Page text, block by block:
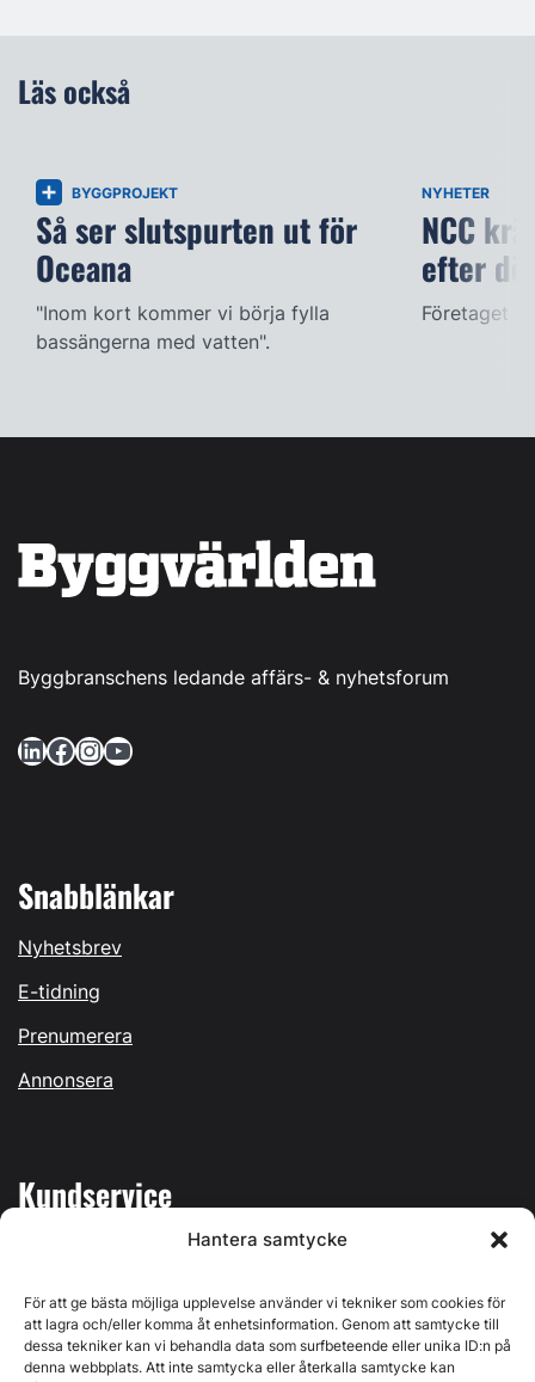
Hantera samtycke
För att ge bästa möjliga upplevelse använder vi tekniker som cookies för
att lagra och/eller komma åt enhetsinformation. Genom att samtycke till
dessa tekniker kan vi behandla data som surfbeteende eller unika ID:n på
denna webbplats. Att inte samtycka eller återkalla samtycke kan
Läs också
BYGGPROJEKT
Så ser slutspurten ut för
Oceana
"Inom kort kommer vi börja fylla
bassängerna med vatten".
NYHETER
NCC
efter
Företaget
Byggbranschens ledande affärs- & nyhetsforum
LinkedIn Facebook InstagramYouTube
Snabblänkar
Nyhetsbrev
E-tidning
Prenumerera
Annonsera
Kundservice
Kontakta oss